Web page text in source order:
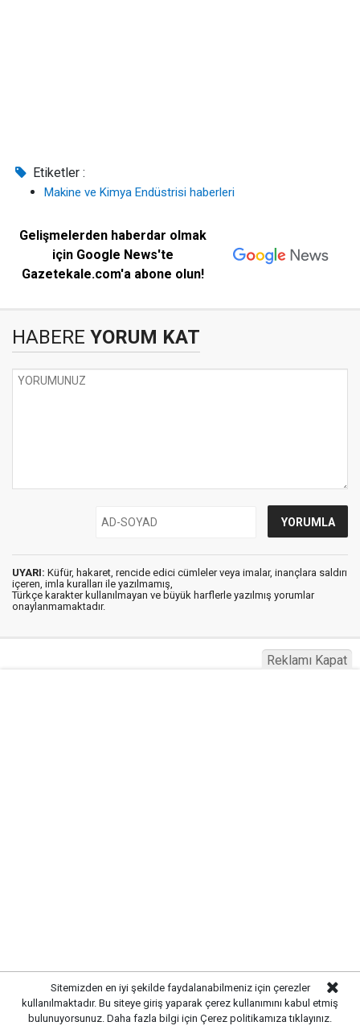
Etiketler :
Makine ve Kimya Endüstrisi haberleri
Gelişmelerden haberdar olmak
için Google News'te
Gazetekale.com'a abone olun!
HABERE YORUM KAT
UYARI: Küfür, hakaret, rencide edici cümleler veya imalar, inançlara saldırı
içeren, imla kuralları ile yazılmamış,
Türkçe karakter kullanılmayan ve büyük harflerle yazılmış yorumlar
onaylanmamaktadır.
Sitemizden en iyi şekilde faydalanabilmeniz için çerezler
kullanılmaktadır. Bu siteye giriş yaparak çerez kullanımını kabul etmiş
bulunuyorsunuz. Daha fazla bilgi için Çerez politikamıza tıklayınız.
Reklamı Kapat